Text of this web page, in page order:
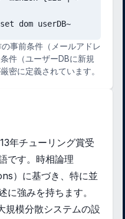
set dom userDB~
事前条件（メールアドレ
件（ユーザーDBに新規
密に定義されています。
年チューリング賞受
です。時相論理
）に基づき、特に並
に強みを持ちます。
模分散システムの設